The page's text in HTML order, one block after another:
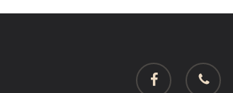
facebook phone